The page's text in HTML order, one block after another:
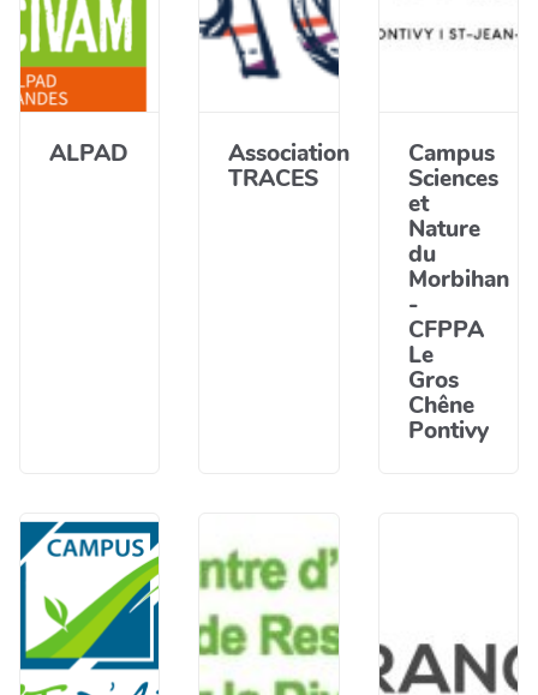
ALPAD
Association
TRACES
Campus
Sciences
et
Nature
du
Morbihan
-
CFPPA
Le
Gros
Chêne
Pontivy